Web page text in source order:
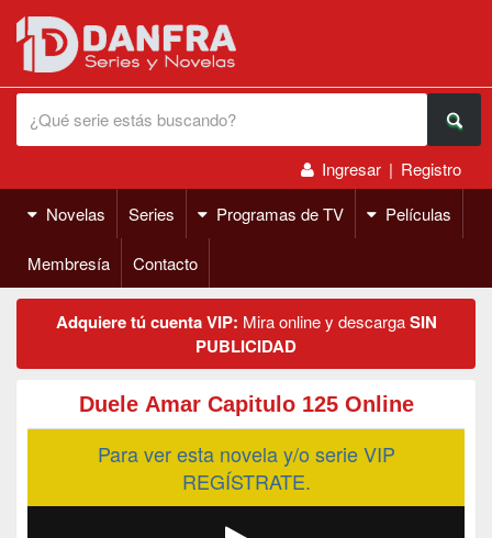
Ingresar | Registro
Novelas
Series Programas de TV Películas
Membresía Contacto
Adquiere tú cuenta VIP: Mira online y descargaSIN
PUBLICIDAD
Duele Amar Capitulo 125 Online
Para ver esta novela y/o serie VIP
REGÍSTRATE.